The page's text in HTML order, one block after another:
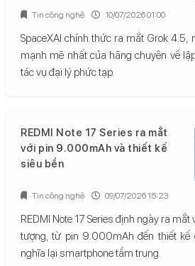
SpaceXAI chính thức ra mắt Grok 4.5,
mạnh mẽ nhất của hãng chuyên về
tác vụ đại lý phức tạp.
Tin công nghệ 10/07/2026 01:00
REDMI Note 17 Series ra mắt
với pin 9.000mAh và thiết kế
siêu bền
REDMI Note 17 Series định ngày ra
tượng, từ pin 9.000mAh đến thiết kế
nghĩa lại smartphone tầm trung.
Tin công nghệ 09/07/2026 15:23